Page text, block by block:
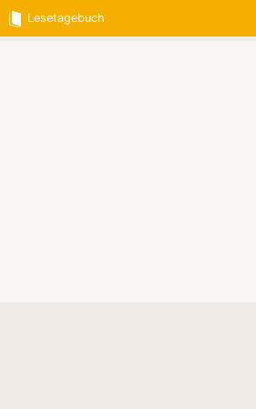
Lesetagebuch